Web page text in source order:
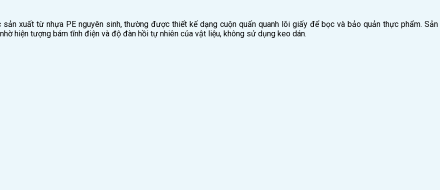
xuất từ nhựa PE nguyên sinh, thường được thiết kế dạng cuộn quấn quanh lõi giấy để bọc và bảo quản thực phẩm. Sản
hiện tượng bám tĩnh điện và độ đàn hồi tự nhiên của vật liệu, không sử dụng keo dán.